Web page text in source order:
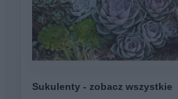
Sukulenty - zobacz wszystkie